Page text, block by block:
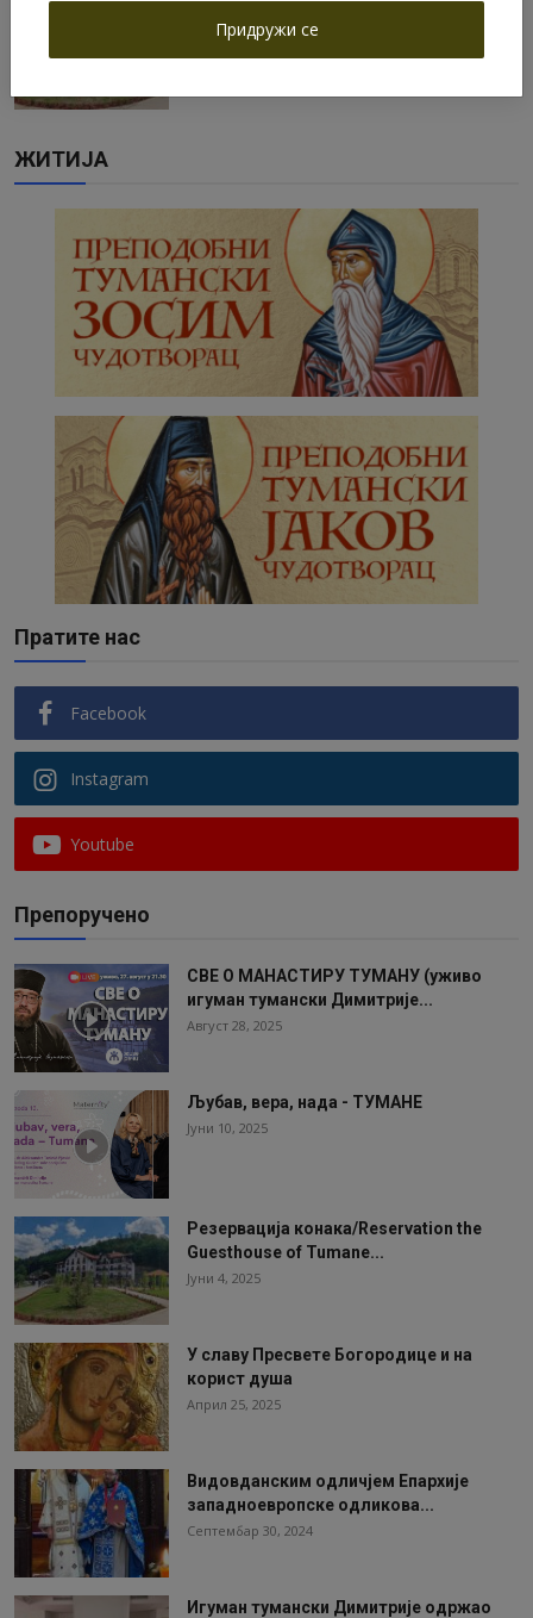
Придружи се
Guesthouse of Tumane...
Јуни 4, 2025
ЖИТИЈА
Пратите нас
Facebook
Instagram
Youtube
Препоручено
СВЕ О МАНАСТИРУ ТУМАНУ (уживо
игуман тумански Димитрије...
Август 28, 2025
Љубав, вера, нада - ТУМАНЕ
Јуни 10, 2025
Резервација конака/Reservation the
Guesthouse of Tumane...
Јуни 4, 2025
У славу Пресвете Богородице и на
корист душа
Април 25, 2025
Видовданским одличјем Епархије
западноевропске одликова...
Септембар 30, 2024
Игуман тумански Димитрије одржао